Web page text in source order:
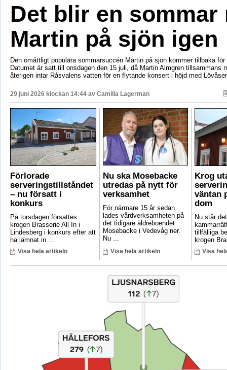
Det blir en sommar
Martin på sjön igen
Den omåttligt populära sommarsuccén Martin på sjön kommer tillbaka
Datumet är satt till onsdagen den 15 juli, då Martin Almgren tillsammans
återigen intar Råsvalens vatten för en flytande konsert i höjd med
29 juni 2026 klockan 14:44 av Camilla Lagerman
Förlorade
serveringstillståndet
– nu försatt i
konkurs
På torsdagen försattes
krogen Brasserie All In i
Lindesberg i konkurs efter att
ha lämnat in ...
Visa hela artikeln
Nu ska Mosebacke
utredas på nytt för
verksamhet
För närmare 15 år sedan
lades vårdverksamheten på
det tidigare äldreboendet
Mosebacke i Vedevåg ner.
Nu ...
Visa hela artikeln
Krog
väntan
dom
Nu står
tillfälliga
krogen
Visa